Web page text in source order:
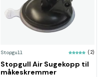
Stopgull (2)
Stopgull Air Sugekopp til
måkeskremmer